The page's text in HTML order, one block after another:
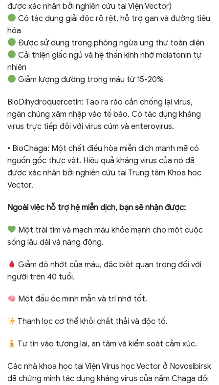
được xác nhận bởi nghiên cứu tại Viện Vector)
Có tác dụng giải độc rõ rệt, hỗ trợ gan và đường tiêu
hóa
Được sử dụng trong phòng ngừa ung thư toàn diện
Cải thiện giấc ngủ và hệ thần kinh nhờ melatonin tự
nhiên
Giảm lượng đường trong máu từ 15-20%
BioDihydroquercetin: Tạo ra rào cản chống lại virus,
ngăn chúng xâm nhập vào tế bào. Có tác dụng kháng
virus trực tiếp đối với virus cúm và enterovirus.
• BioChaga: Một chất điều hòa miễn dịch mạnh mẽ có
nguồn gốc thực vật. Hiệu quả kháng virus của nó đã
được xác nhận bởi nghiên cứu tại Trung tâm Khoa học
Vector.
Ngoài việc hỗ trợ hệ miễn dịch, bạn sẽ nhận được:
Một trái tim và mạch máu khỏe mạnh cho một cuộc
sống lâu dài và năng động.
Giảm độ nhớt của máu, đặc biệt quan trọng đối với
người trên 40 tuổi.
Một đầu óc minh mẫn và trí nhớ tốt.
Thanh lọc cơ thể khỏi chất thải và độc tố.
Tự tin vào tương lai, an tâm và kiểm soát cảm xúc.
Các nhà khoa học tại Viện Virus học Vector ở Novosibirsk
đã chứng minh tác dụng kháng virus của nấm Chaga đối